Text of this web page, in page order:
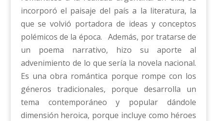
incorporó el paisaje del país a la literatura, la
que se volvió portadora de ideas y conceptos
polémicos de la época. Además, por tratarse de
un poema narrativo, hizo su aporte al
advenimiento de lo que sería la novela nacional.
Es una obra romántica porque rompe con los
géneros tradicionales, porque desarrolla un
tema contemporáneo y popular dándole
dimensión heroica, porque incluye como héroes